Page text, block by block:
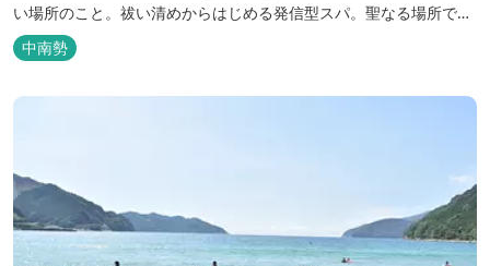
い場所のこと。祓い清めからはじめる発信型スパ。聖なる場所で自
分でないものをとり払う。本来の伸び伸びした状態を蘇らせるため
の静寂や透明感を大切にしたリトリート空間。 「未来にも続く真の
中南勢